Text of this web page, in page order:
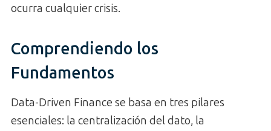
ocurra cualquier crisis.
Comprendiendo los
Fundamentos
Data-Driven Finance se basa en tres pilares
esenciales: la centralización del dato, la